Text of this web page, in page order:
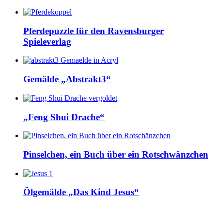
Pferdepuzzle für den Ravensburger
Spieleverlag
Gemälde „Abstrakt3“
„Feng Shui Drache“
Pinselchen, ein Buch über ein Rotschwänzchen
Ölgemälde „Das Kind Jesus“